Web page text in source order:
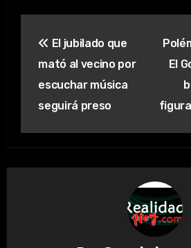
de
entradas
El jubilado que
mató al vecino por
escuchar música
seguirá preso
El